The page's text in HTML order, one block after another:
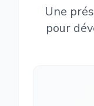
Une
pour